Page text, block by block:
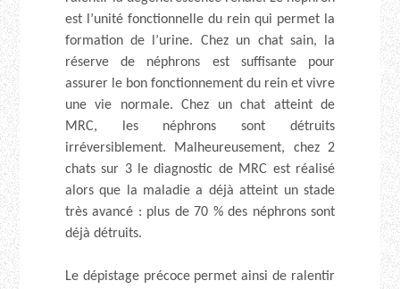
est l’unité fonctionnelle du rein qui permet la
formation de l’urine. Chez un chat sain, la
réserve de néphrons est suffisante pour
assurer le bon fonctionnement du rein et vivre
une vie normale. Chez un chat atteint de
MRC, les néphrons sont détruits
irréversiblement. Malheureusement, chez 2
chats sur 3 le diagnostic de MRC est réalisé
alors que la maladie a déjà atteint un stade
très avancé : plus de 70 % des néphrons sont
déjà détruits.
Le dépistage précoce permet ainsi de ralentir